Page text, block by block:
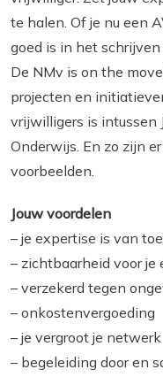
te halen. Of je nu een
goed is in het
De NMv is on the
projecten en
vrijwilligers is intussen
Onderwijs. En zo zijn
voorbeelden.
Jouw voordelen
– je expertise is van
– zichtbaarheid voor je
– verzekerd tegen
– onkostenvergoeding
– je vergroot je netwerk
– begeleiding door en